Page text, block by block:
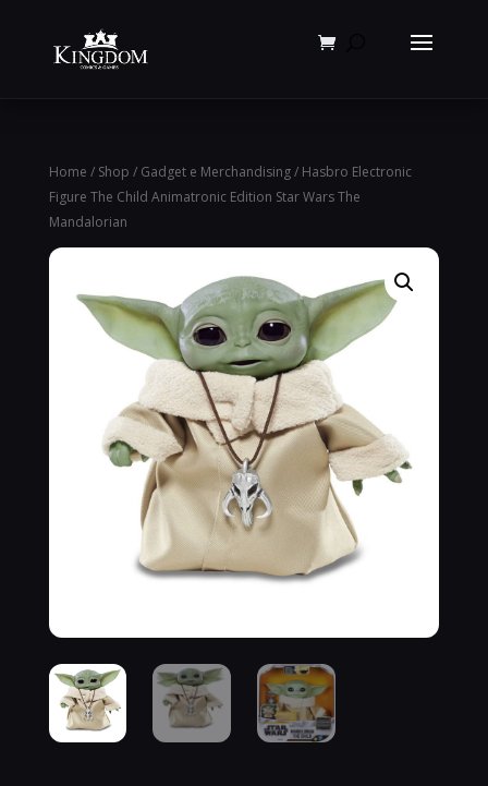
Home / Shop / Gadget e Merchandising/ Hasbro Electronic
Figure The Child Animatronic Edition Star Wars The
Mandalorian